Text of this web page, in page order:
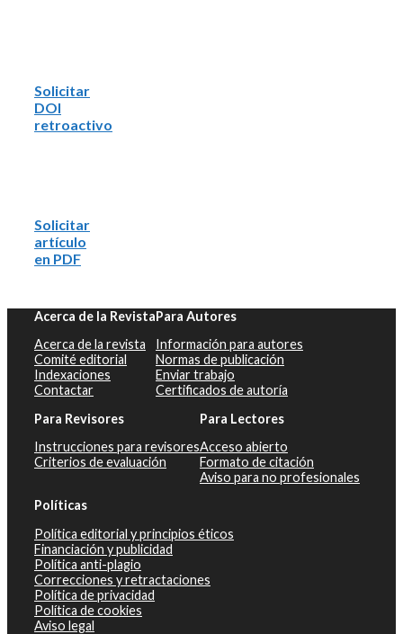
Solicitar
DOI
retroactivo
Solicitar
artículo
en PDF
Acerca de la Revista
Acerca de la revista
Comité editorial
Indexaciones
Contactar
Para Autores
Información para autores
Normas de publicación
Enviar trabajo
Certificados de autoría
Para Revisores
Instrucciones para revisores
Criterios de evaluación
Para Lectores
Acceso abierto
Formato de citación
Aviso para no profesionales
Políticas
Política editorial y principios éticos
Financiación y publicidad
Política anti-plagio
Correcciones y retractaciones
Política de privacidad
Política de cookies
Aviso legal